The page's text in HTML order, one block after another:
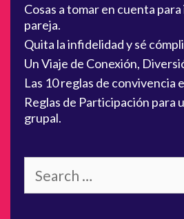
r
d
e
l
o
ú
e
i
e
s
Cosas a tomar en cuenta
pareja.
Quita la infidelidad y sé
Un Viaje de Conexión,
Las 10 reglas de convivencia
Reglas de Participación para
grupal.
a